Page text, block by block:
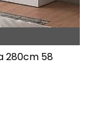
280cm 58
PIZARRA